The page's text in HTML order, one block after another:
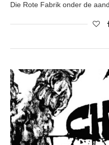
Die Rote Fabrik onder de